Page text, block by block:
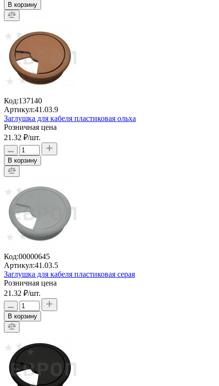
В корзину
Код:137140
Артикул:41.03.9
Заглушка для кабеля пластиковая ольха
Розничная цена
21.32 ₽/шт.
В корзину
Код:00000645
Артикул:41.03.5
Заглушка для кабеля пластиковая серая
Розничная цена
21.32 ₽/шт.
В корзину